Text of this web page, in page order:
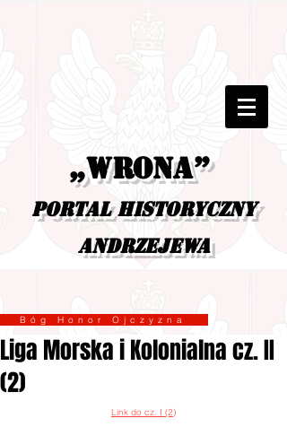
„Wrona”
portal historyczny
Andrzejewa
Honor Ojczyzna
Liga Morska i Kolonialna cz. II
(2)
Link do cz. I (2)